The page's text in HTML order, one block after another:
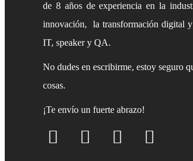
de 8 años de experiencia en la
innovación, la transformación digital
IT, speaker y QA.
No dudes en escribirme, estoy seguro
cosas.
¡Te envío un fuerte abrazo!